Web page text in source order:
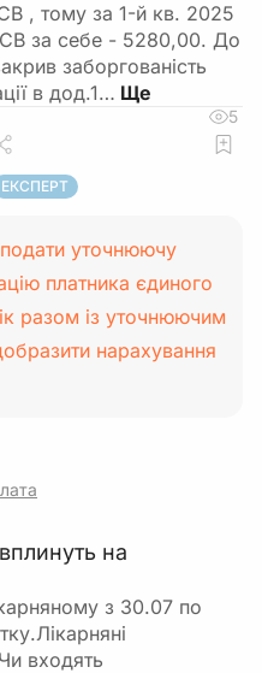
, тому за 1-й кв. 2025
за себе - 5280,00. До
заборгованість
в дод.1…
5
ЕКСПЕРТ
уточнюючу
платника єдиного
разом із уточнюючим
нарахування
на
з 30.07 по
входять